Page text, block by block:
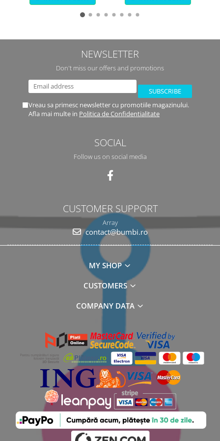
NEWSLETTER
Don't miss our offers and promotions
Vreau sa primesc newsletter cu promotiile magazinului.
Afla mai multe in Politica de Confidentialitate
SOCIAL
Follow us on social media
CUSTOMER SUPPORT
Array
contact@bumbi.ro
MY SHOP
CUSTOMERS
COMPANY DATA